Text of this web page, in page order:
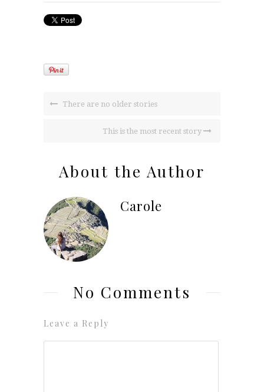
There are no older stories
This is the most recent story
About the Author
Carole
No Comments
Leave a Reply